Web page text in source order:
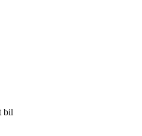
bil